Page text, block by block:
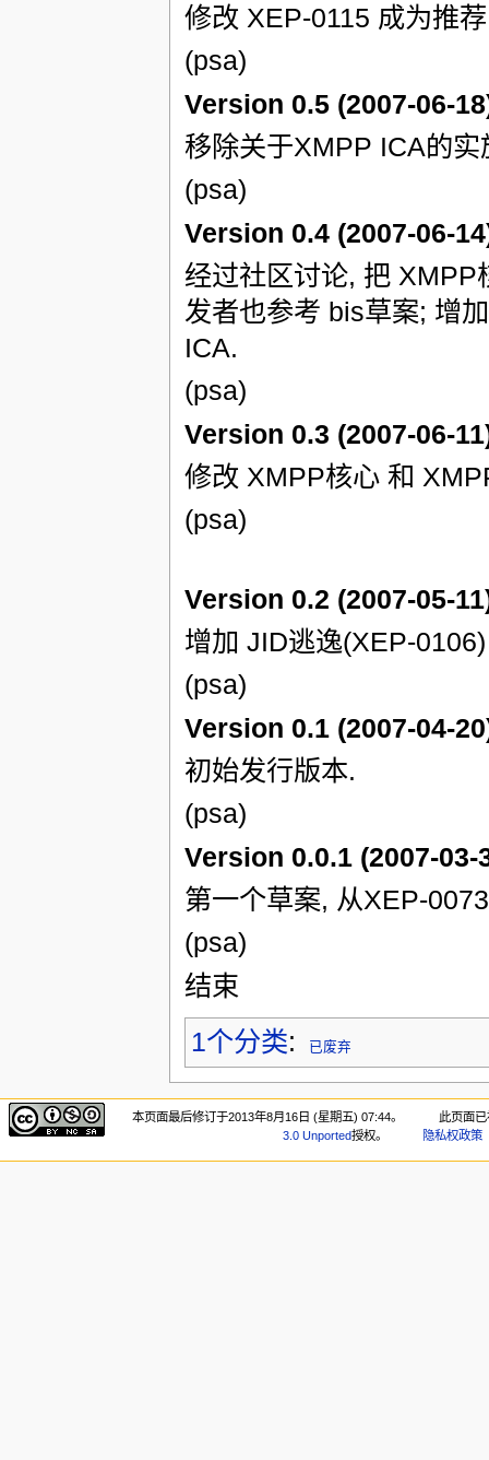
修改 XEP-0115 成为推
(psa)
Version 0.5 (2007-06-
移除关于XMPP ICA的实
(psa)
Version 0.4 (2007-06-
经过社区讨论, 把
发者也参考 bis草案; 增
ICA.
(psa)
Version 0.3 (2007-06-
修改 XMPP核心 和
(psa)
Version 0.2 (2007-05-
增加 JID逃逸(XEP-
(psa)
Version 0.1 (2007-04-
初始发行版本.
(psa)
Version 0.0.1 (2007-03-
第一个草案, 从XEP-
(psa)
结束
1个分类: 已废弃
本页面最后修订于2013年8月16日 (星期五) 07:44。
此页面
3.0 Unported授权。 隐私权政策